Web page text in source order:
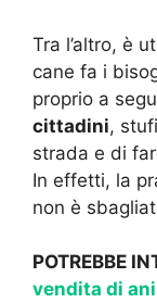
Tra l’altro, è
cane fa i
proprio a
cittadini,
strada e di
In effetti, la
non è
POTREBBE
vendita di